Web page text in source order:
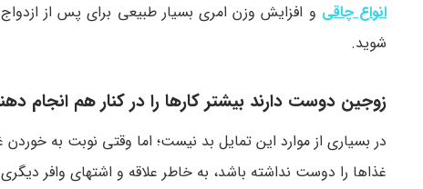
انواع چاقی و افزایش وزن امری بسیار طبیعی برای پس از
شوید.
زوجین دوست دارند بیشتر کارها را در کنار هم انجام
در بسیاری از موارد این تمایل بد نیست؛ اما وقتی نوبت به
غذاها را دوست نداشته باشد، به خاطر علاقه و اشتهای وافر